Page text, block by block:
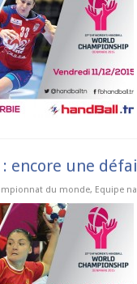
: encore une
du monde, Equipe